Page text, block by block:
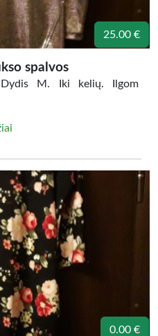
25.00 €
spalvos
M. Iki kelių. Ilgom
0.00 €